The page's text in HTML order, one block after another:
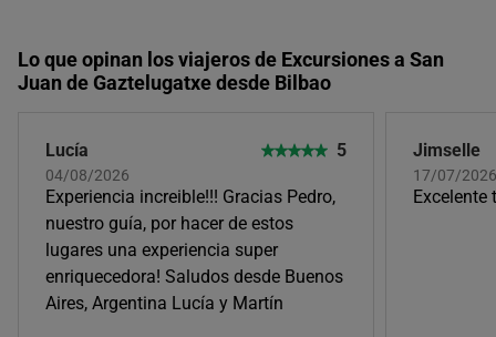
Lo que opinan los viajeros de Excursiones a San
Juan de Gaztelugatxe desde Bilbao
Lucía
04/08/2026
5
Experiencia increible!!! Gracias Pedro,
nuestro guía, por hacer de estos
lugares una experiencia super
enriquecedora! Saludos desde Buenos
Aires, Argentina Lucía y Martín
Jimselle
17/07/2026
Excelente